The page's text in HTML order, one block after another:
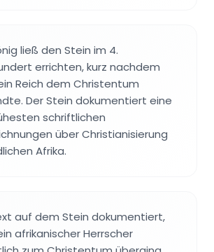
ließ den Stein im 4.
errichten, kurz nachdem
Reich dem Christentum
Der Stein dokumentiert eine
schriftlichen
über Christianisierung
Afrika.
auf dem Stein dokumentiert,
afrikanischer Herrscher